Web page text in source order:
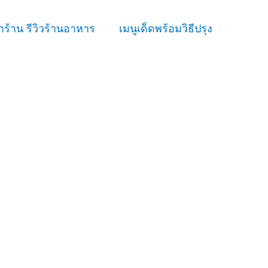
าน รีวิวร้านอาหาร เมนูเด็ดพร้อมวิธีปรุง